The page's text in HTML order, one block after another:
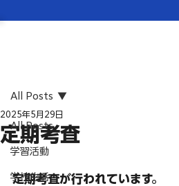
All Posts
学習活動
学校生活
All Posts
定期考査
2025年5月29日
定期考査が行われています。